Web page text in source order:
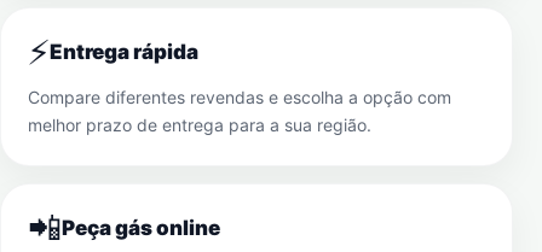
⚡Entrega rápida
Compare diferentes revendas e escolha a opção com
melhor prazo de entrega para a sua região.
📲Peça gás online